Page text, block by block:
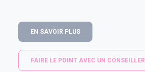
EN SAVOIR PLUS
FAIRE LE POINT AVEC UN CONSEILLER